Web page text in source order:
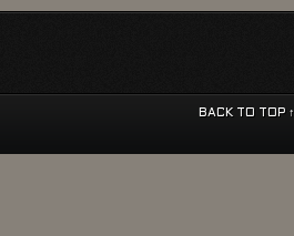
BACK TO TOP ↑